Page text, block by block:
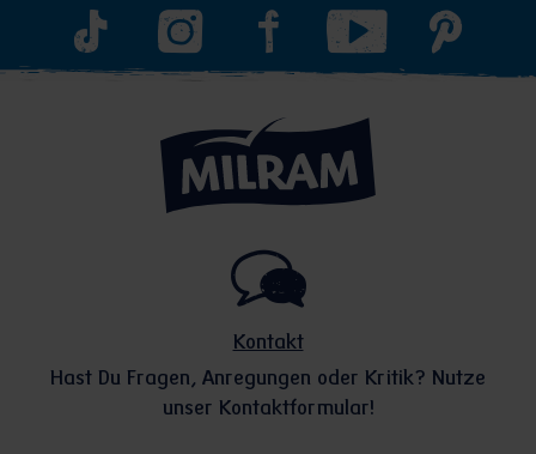
Kontakt
Hast Du Fragen, Anregungen oder Kritik? Nutze
unser Kontaktformular!